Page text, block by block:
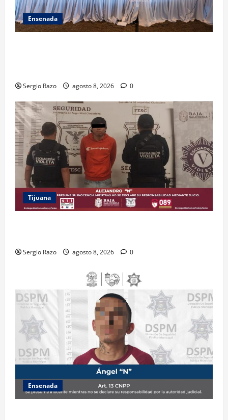
Ensenada
Sergio Razo agosto 8, 2026 0
Tijuana
Sergio Razo agosto 8, 2026 0
Ensenada